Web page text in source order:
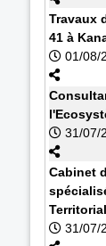
Travaux
41 à
01/08/
31/07/
Cabinet
31/07/